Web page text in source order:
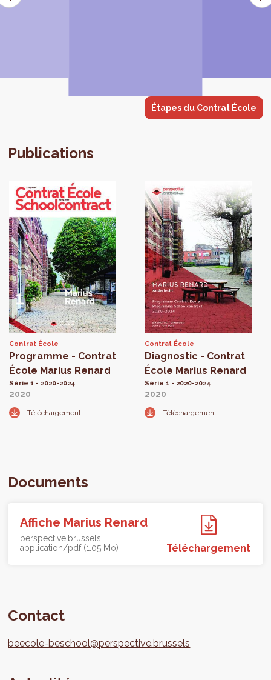
Étapes du Contrat École
Publications
Contrat École
Programme - Contrat
École Marius Renard
Série 1 - 2020-2024
2020
Téléchargement
Contrat École
Diagnostic - Contrat
École Marius Renard
Série 1 - 2020-2024
2020
Téléchargement
Documents
Affiche Marius Renard
perspective.brussels
application/pdf (1.05 Mo)
Téléchargement
Contact
beecole-beschool@perspective.brussels